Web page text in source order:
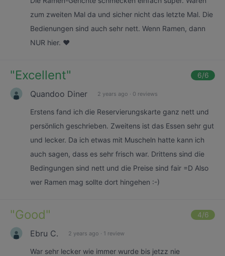
zum zweiten Mal da und sicher nicht das letzte Mal. Die
Bedienungen sind auch sehr nett. Wenn Ramen, dann
NUR hier. ❤️
"Excellent" 6/6
Quandoo Diner 2 years ago · 0 reviews
Erstens fand ich die Reservierungskarte ganz nett und
persönlich geschrieben. Zweitens ist das Essen sehr gut
und lecker. Da ich etwas mit Muscheln hatte kann ich
auch sagen, dass es sehr frisch war. Drittens sind die
Bedingungen sind nett und die Preise sind fair =D Also
wer Ramen mag sollte dort hingehen :-)
"Good" 4/6
Ebru C. 2 years ago · 1 review
War sehr lecker wie immer wurde bis jetzz nie